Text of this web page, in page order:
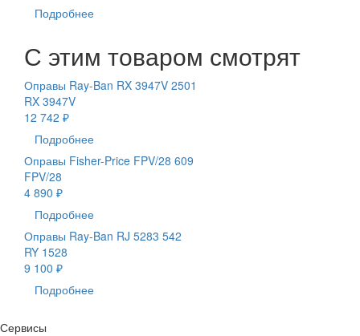
Подробнее
С этим товаром смотрят
Оправы Ray-Ban RX 3947V 2501
RX 3947V
12 742 ₽
Подробнее
Оправы Fisher-Price FPV/28 609
FPV/28
4 890 ₽
Подробнее
Оправы Ray-Ban RJ 5283 542
RY 1528
9 100 ₽
Подробнее
Сервисы